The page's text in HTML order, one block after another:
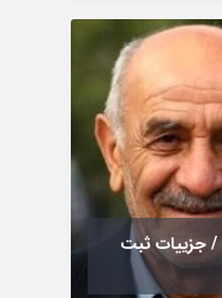
رسید / جزییات ثبت